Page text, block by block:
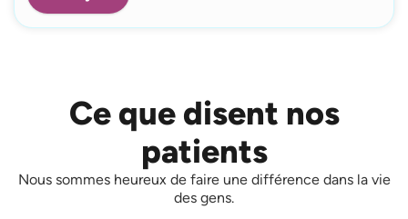
Ce que disent nos
patients
Nous sommes heureux de faire une différence dans la vie
des gens.